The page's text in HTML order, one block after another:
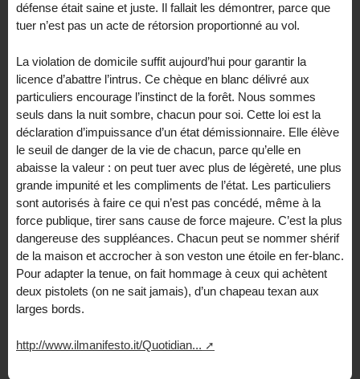
défense était saine et juste. Il fallait les démontrer, parce que
tuer n’est pas un acte de rétorsion proportionné au vol.
La violation de domicile suffit aujourd’hui pour garantir la
licence d’abattre l’intrus. Ce chèque en blanc délivré aux
particuliers encourage l’instinct de la forêt. Nous sommes
seuls dans la nuit sombre, chacun pour soi. Cette loi est la
déclaration d’impuissance d’un état démissionnaire. Elle élève
le seuil de danger de la vie de chacun, parce qu’elle en
abaisse la valeur : on peut tuer avec plus de légèreté, une plus
grande impunité et les compliments de l’état. Les particuliers
sont autorisés à faire ce qui n’est pas concédé, même à la
force publique, tirer sans cause de force majeure. C’est la plus
dangereuse des suppléances. Chacun peut se nommer shérif
de la maison et accrocher à son veston une étoile en fer-blanc.
Pour adapter la tenue, on fait hommage à ceux qui achètent
deux pistolets (on ne sait jamais), d’un chapeau texan aux
larges bords.
http://www.ilmanifesto.it/Quotidian...